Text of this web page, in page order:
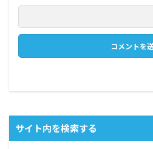
サイト内を検索する